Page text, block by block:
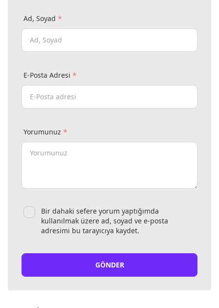
Ad, Soyad *
E-Posta Adresi *
Yorumunuz *
Bir dahaki sefere yorum yaptığımda
kullanılmak üzere ad, soyad ve e-posta
adresimi bu tarayıcıya kaydet.
GÖNDER